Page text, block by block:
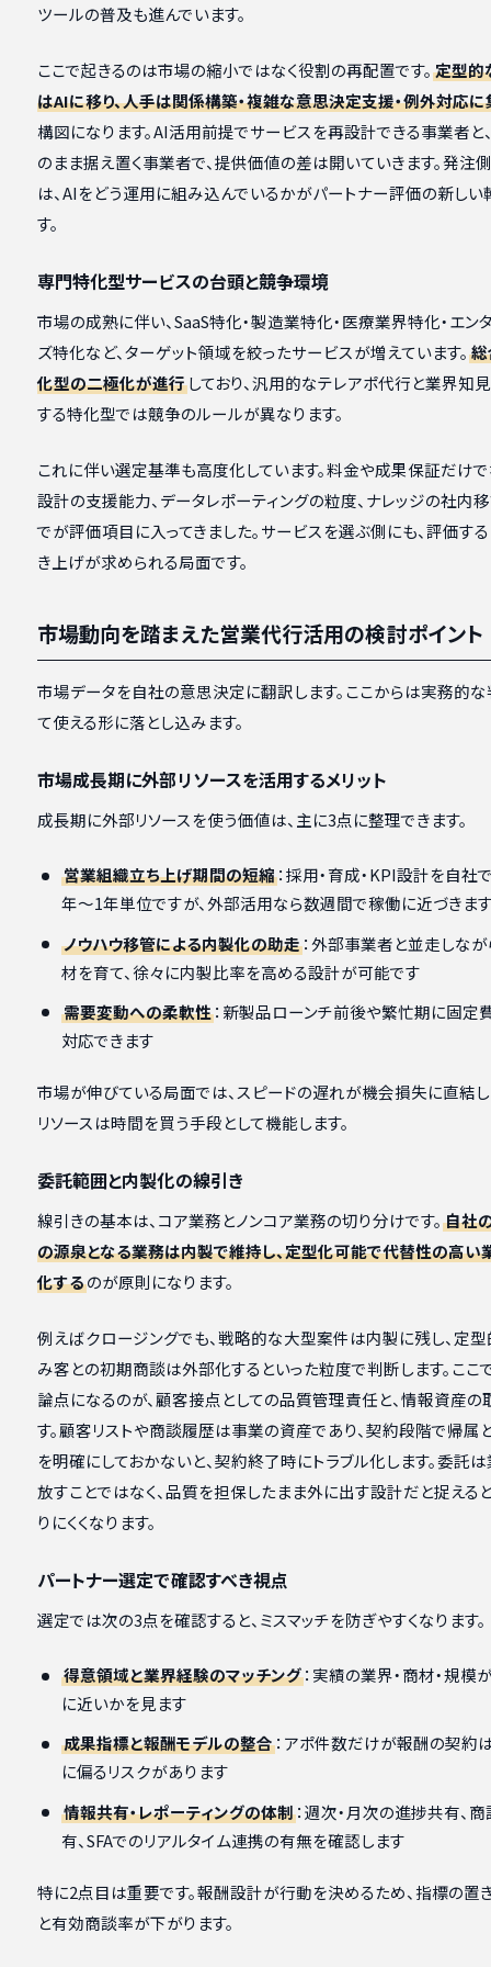
ツールの普及も進んでいます。
ここで起きるのは市場の縮小ではなく役割の再配置です。 定型的
はAIに移り、人手は関係構築・複雑な意思決定支援・例外対応
構図になります。AI活用前提でサービスを再設計できる事業者と
のまま据え置く事業者で、提供価値の差は開いていきます。発注
は、AIをどう運用に組み込んでいるかがパートナー評価の新しい
す。
専門特化型サービスの台頭と競争環境
市場の成熟に伴い、SaaS特化・製造業特化・医療業界特化・エン
ズ特化など、ターゲット領域を絞ったサービスが増えています。
化型の二極化が進行しており、汎用的なテレアポ代行と業界知
する特化型では競争のルールが異なります。
これに伴い選定基準も高度化しています。料金や成果保証だけで
設計の支援能力、データレポーティングの粒度、ナレッジの社内
でが評価項目に入ってきました。サービスを選ぶ側にも、評価す
き上げが求められる局面です。
市場動向を踏まえた営業代行活用の検討ポイント
市場データを自社の意思決定に翻訳します。ここからは実務的
て使える形に落とし込みます。
市場成長期に外部リソースを活用するメリット
成長期に外部リソースを使う価値は、主に3点に整理できます。
営業組織立ち上げ期間の短縮：採用・育成・KPI設計を自社
年〜1年単位ですが、外部活用なら数週間で稼働に近づきま
ノウハウ移管による内製化の助走：外部事業者と並走しな
材を育て、徐々に内製比率を高める設計が可能です
需要変動への柔軟性：新製品ローンチ前後や繁忙期に固定
対応できます
市場が伸びている局面では、スピードの遅れが機会損失に直結し
リソースは時間を買う手段として機能します。
委託範囲と内製化の線引き
線引きの基本は、コア業務とノンコア業務の切り分けです。 自社
の源泉となる業務は内製で維持し、定型化可能で代替性の高い
化するのが原則になります。
例えばクロージングでも、戦略的な大型案件は内製に残し、定
み客との初期商談は外部化するといった粒度で判断します。ここ
論点になるのが、顧客接点としての品質管理責任と、情報資産の
す。顧客リストや商談履歴は事業の資産であり、契約段階で帰属
を明確にしておかないと、契約終了時にトラブル化します。委託
放すことではなく、品質を担保したまま外に出す設計だと捉える
りにくくなります。
パートナー選定で確認すべき視点
選定では次の3点を確認すると、ミスマッチを防ぎやすくなります。
得意領域と業界経験のマッチング：実績の業界・商材・規模
に近いかを見ます
成果指標と報酬モデルの整合：アポ件数だけが報酬の契約
に偏るリスクがあります
情報共有・レポーティングの体制：週次・月次の進捗共有、
有、SFAでのリアルタイム連携の有無を確認します
特に2点目は重要です。報酬設計が行動を決めるため、指標の置
と有効商談率が下がります。